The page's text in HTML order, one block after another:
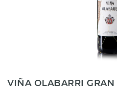
VIÑA OLABARRI GRAN